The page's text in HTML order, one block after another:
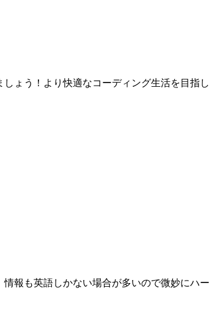
ょう！より快適なコーディング生活を目指
報も英語しかない場合が多いので微妙にハ